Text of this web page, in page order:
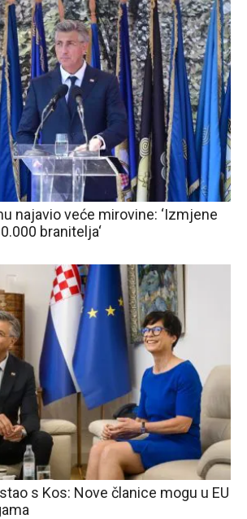
najavio veće mirovine: ‘Izmjene
branitelja‘
s Kos: Nove članice mogu u EU